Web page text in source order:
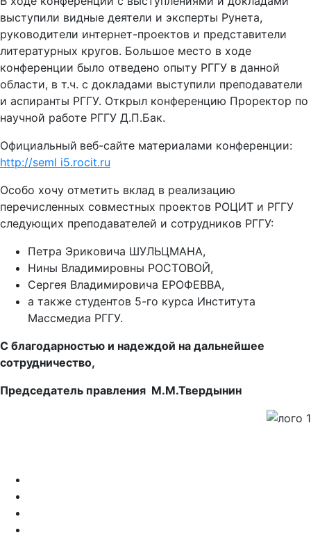
выступили видные деятели и эксперты Рунета,
руководители интернет-проектов и представители
литературных кругов. Большое место в ходе
конференции было отведено опыту РГГУ в данной
области, в т.ч. с докладами выступили преподаватели
и аспиранты РГГУ. Открыл конференцию Проректор по
научной работе РГГУ Д.П.Бак.
Официальный веб-сайте материалами конференции:
http://seml i5.rocit.ru
Особо хочу отметить вклад в реализацию
перечисленных совместных проектов РОЦИТ и РГГУ
следующих преподавателей и сотрудников РГГУ:
Петра Эриковича ШУЛЬЦМАНА,
Нины Владимировны РОСТОВОЙ,
Сергея Владимировича ЕРОФЕВВА,
а также студентов 5-го курса Института
Массмедиа РГГУ.
С благодарностью и надеждой на дальнейшее
сотрудничество,
Председатель правления М.М.Твердынин